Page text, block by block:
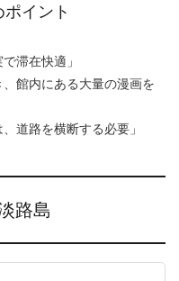
イント
滞在快適」
館内にある大量の漫画を
道路を横断する必要」
路島